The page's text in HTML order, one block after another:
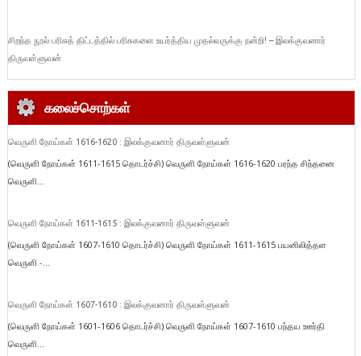
சிறந்த நூல் பரிசுத் திட்டத்தில் பரிசுகளை உயர்த்திய முதல்வருக்கு நன்றி! – இலக்குவனார்
திருவள்ளுவன்
கலைச்சொற்கள்
வெருளி நோய்கள் 1616-1620 : இலக்குவனார் திருவள்ளுவன்
(வெருளி நோய்கள் 1611-1615 தொடர்ச்சி) வெருளி நோய்கள் 1616-1620 பரந்த சிந்தனை
வெருளி...
வெருளி நோய்கள் 1611-1615 : இலக்குவனார் திருவள்ளுவன்
(வெருளி நோய்கள் 1607-1610 தொடர்ச்சி) வெருளி நோய்கள் 1611-1615 பயனிலித்தள
வெருளி -...
வெருளி நோய்கள் 1607-1610 : இலக்குவனார் திருவள்ளுவன்
(வெருளி நோய்கள் 1601-1606 தொடர்ச்சி) வெருளி நோய்கள் 1607-1610 பந்தய ஊர்தி
வெருளி...